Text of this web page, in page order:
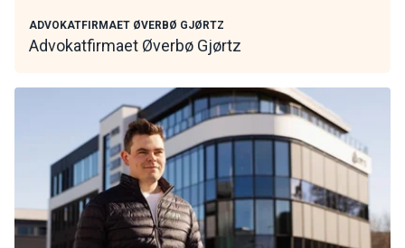
ADVOKATFIRMAET ØVERBØ GJØRTZ
Advokatfirmaet Øverbø Gjørtz